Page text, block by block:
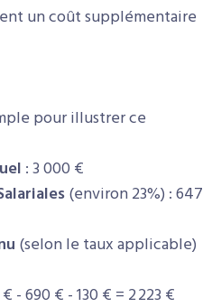
un coût supplémentaire
pour illustrer ce
: 3 000 €
(environ 23%) : 647
(selon le taux applicable)
- 690 € - 130 € = 2 223 €